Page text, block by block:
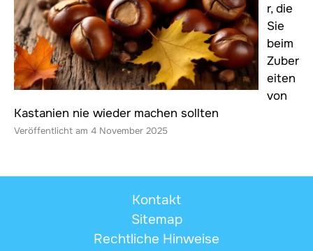
r, die
Sie
beim
Zuber
eiten
von
Kastanien nie wieder machen sollten
4 November 2025
Kontakt
Sitemap
Rechtliche Hinweise